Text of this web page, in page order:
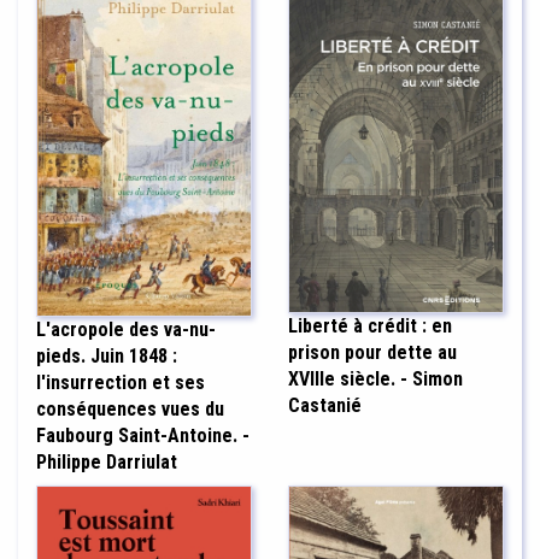
L'acropole des va-nu-
pieds. Juin 1848 :
l'insurrection et ses
conséquences vues du
Faubourg Saint-Antoine. -
Philippe Darriulat
Liberté à crédit : en
prison pour dette au
XVIIIe siècle. - Simon
Castanié